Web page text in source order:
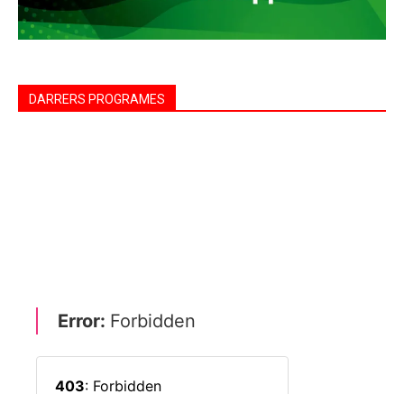
DARRERS PROGRAMES